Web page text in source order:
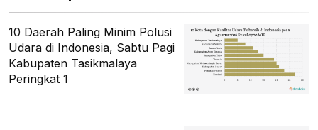
10 Daerah Paling Minim Polusi
Udara di Indonesia, Sabtu Pagi
Kabupaten Tasikmalaya
Peringkat 1